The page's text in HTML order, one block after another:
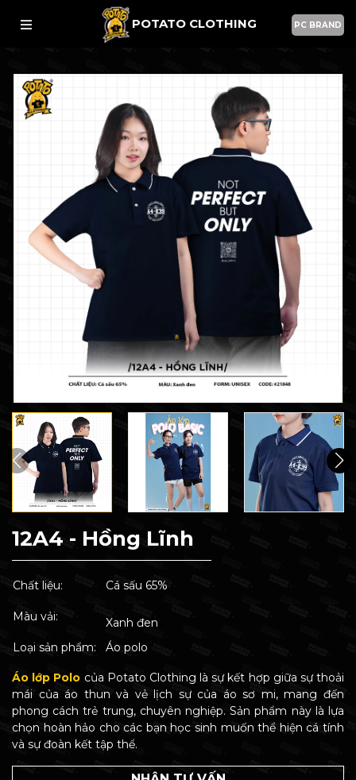
POTATO CLOTHING PC BRAND
12A4 - Hồng Lĩnh
Chất liệu: Cá sấu 65%
Màu vải:
Xanh đen
Loại sản phẩm:
Áo polo
Áo lớp Polo của Potato Clothing là sự kết hợp giữa sự thoải
mái của áo thun và vẻ lịch sự của áo sơ mi, mang đến
phong cách trẻ trung, chuyên nghiệp. Sản phẩm này là lựa
chọn hoàn hảo cho các bạn học sinh muốn thể hiện cá tính
và sự đoàn kết tập thể.